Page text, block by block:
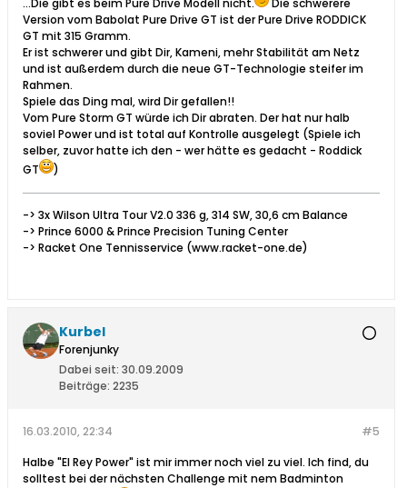
...Die gibt es beim Pure Drive Modell nicht.
Die schwerere
Version vom Babolat Pure Drive GT ist der Pure Drive RODDICK
GT mit 315 Gramm.
Er ist schwerer und gibt Dir, Kameni, mehr Stabilität am Netz
und ist außerdem durch die neue GT-Technologie steifer im
Rahmen.
Spiele das Ding mal, wird Dir gefallen!!
Vom Pure Storm GT würde ich Dir abraten. Der hat nur halb
soviel Power und ist total auf Kontrolle ausgelegt (Spiele ich
selber, zuvor hatte ich den - wer hätte es gedacht - Roddick
GT
)
-> 3x Wilson Ultra Tour V2.0 336 g, 314 SW, 30,6 cm Balance
-> Prince 6000 & Prince Precision Tuning Center
-> Racket One Tennisservice (www.racket-one.de)
Kurbel
Forenjunky
Dabei seit: 30.09.2009
Beiträge: 2235
#5
16.03.2010, 22:34
Halbe "El Rey Power" ist mir immer noch viel zu viel. Ich find, du
solltest bei der nächsten Challenge mit nem Badminton